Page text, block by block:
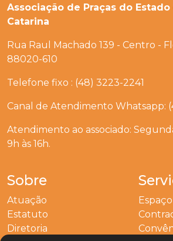
Associação de Praças do Estado
Catarina
Rua Raul Machado 139 - Centro -
88020-610
Telefone fixo : (48) 3223-2241
Canal de Atendimento Whatsapp:
Atendimento ao associado:
9h às 16h.
Sobre
Atuação
Estatuto
Diretoria